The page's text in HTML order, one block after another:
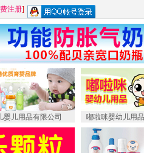
注册]
婴儿用品有限公司 嘟啦咪婴幼儿用